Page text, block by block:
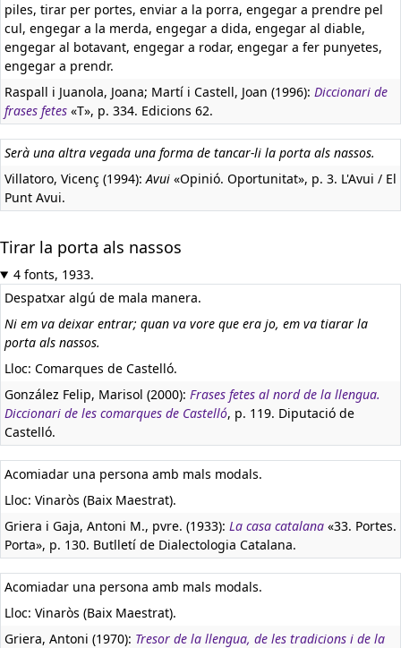
piles, tirar per portes, enviar a la porra, engegar a prendre pel
cul, engegar a la merda, engegar a dida, engegar al diable,
engegar al botavant, engegar a rodar, engegar a fer punyetes,
engegar a prendr.
Raspall i Juanola, Joana; Martí i Castell, Joan (1996): Diccionari de
frases fetes «T», p. 334. Edicions 62.
Serà una altra vegada una forma de tancar-li la porta als nassos.
Villatoro, Vicenç (1994):Avui «Opinió. Oportunitat», p. 3. L'Avui / El
Punt Avui.
Tirar la porta als nassos
4 fonts, 1933.
Despatxar algú de mala manera.
Ni em va deixar entrar; quan va vore que era jo, em va tiarar la
porta als nassos.
Lloc: Comarques de Castelló.
González Felip, Marisol (2000): Frases fetes al nord de la llengua.
Diccionari de les comarques de Castelló, p. 119. Diputació de
Castelló.
Acomiadar una persona amb mals modals.
Lloc: Vinaròs (Baix Maestrat).
Griera i Gaja, Antoni M., pvre. (1933): La casa catalana «33. Portes.
Porta», p. 130. Butlletí de Dialectologia Catalana.
Acomiadar una persona amb mals modals.
Lloc: Vinaròs (Baix Maestrat).
Griera, Antoni (1970): Tresor de la llengua, de les tradicions i de la